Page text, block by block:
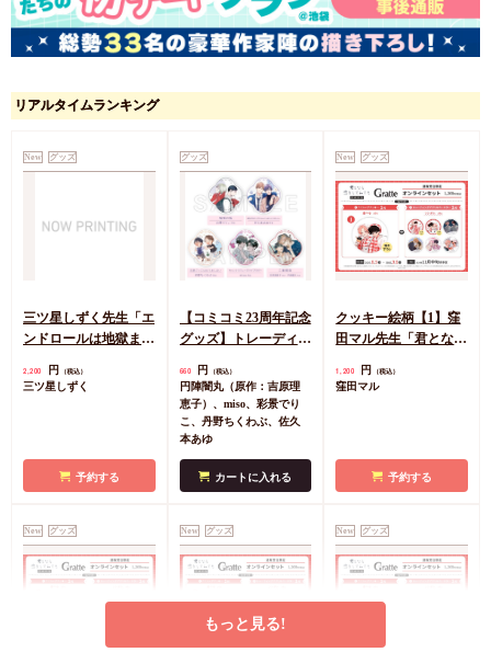
リアルタイムランキング
New グッズ
三ツ星しずく先生「エ
ンドロールは地獄まで
ズ 小犬丸嵐サイン入
2,200 円 （税込）
三ツ星しずく
予約する
グッズ
【コミコミ23周年記念
グッズ】トレーディン
＜B＞（全5種）
660 円 （税込）
円陣闇丸（原作：吉原理
恵子）、miso、彩景でり
こ、丹野ちくわぶ、佐久
本あゆ
カートに入れる
New グッズ
クッキー絵柄【1】窪
田マル先生「君となら
記念Gratte オンライン
ンダム））
1,200 円 （税込）
窪田マル
予約する
New グッズ New グッズ New グッズ
もっと見る!